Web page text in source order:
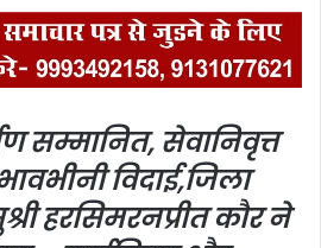
सम्मानित, सेवानिवृत्त
विदाई,जिला
हरसिमरनप्रीत कौर ने